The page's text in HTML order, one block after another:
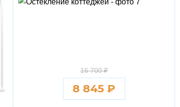
16 700 ₽
8 845 ₽